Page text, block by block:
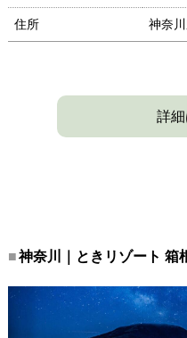
住所 神奈
詳
神奈川｜ときリゾート 箱